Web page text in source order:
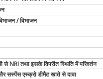
/ विभाजन
NRI तथा इसके विपरीत स्थिति में परिवर्तन
सस्पेंस एस्क्रो डीमैट खाते से दावा